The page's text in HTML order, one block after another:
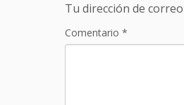
Tu dirección de
Comentario *